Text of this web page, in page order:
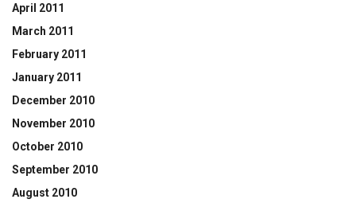
April 2011
March 2011
February 2011
January 2011
December 2010
November 2010
October 2010
September 2010
August 2010